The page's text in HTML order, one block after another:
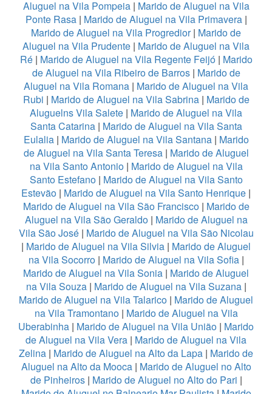
Aluguel na Vila Pompeia| Marido de Aluguel na Vila
Ponte Rasa| Marido de Aluguel na Vila Primavera|
Marido de Aluguel na Vila Progredior| Marido de
Aluguel na Vila Prudente | Marido de Aluguel na Vila
Ré| Marido de Aluguel na Vila Regente Feijó| Marido
de Aluguel na Vila Ribeiro de Barros| Marido de
Aluguel na Vila Romana | Marido de Aluguel na Vila
Rubi | Marido de Aluguel na Vila Sabrina| Marido de
Aluguelns Vila Salete | Marido de Aluguel na Vila
Santa Catarina| Marido de Aluguel na Vila Santa
Eulalia| Marido de Aluguel na Vila Santana| Marido
de Aluguel na Vila Santa Teresa| Marido de Aluguel
na Vila Santo Antonio| Marido de Aluguel na Vila
Santo Estefano| Marido de Aluguel na Vila Santo
Estevão | Marido de Aluguel na Vila Santo Henrique |
Marido de Aluguel na Vila São Francisco| Marido de
Aluguel na Vila São Geraldo| Marido de Aluguel na
Vila São José| Marido de Aluguel na Vila São Nicolau
| Marido de Aluguel na Vila Silvia | Marido de Aluguel
na Vila Socorro| Marido de Aluguel na Vila Sofia|
Marido de Aluguel na Vila Sonia | Marido de Aluguel
na Vila Souza| Marido de Aluguel na Vila Suzana|
Marido de Aluguel na Vila Talarico | Marido de Aluguel
na Vila Tramontano| Marido de Aluguel na Vila
Uberabinha | Marido de Aluguel na Vila União | Marido
de Aluguel na Vila Vera | Marido de Aluguel na Vila
Zelina | Marido de Aluguel na Alto da Lapa | Marido de
Aluguel na Alto da Mooca| Marido de Aluguel no Alto
de Pinheiros| Marido de Aluguel no Alto do Pari |